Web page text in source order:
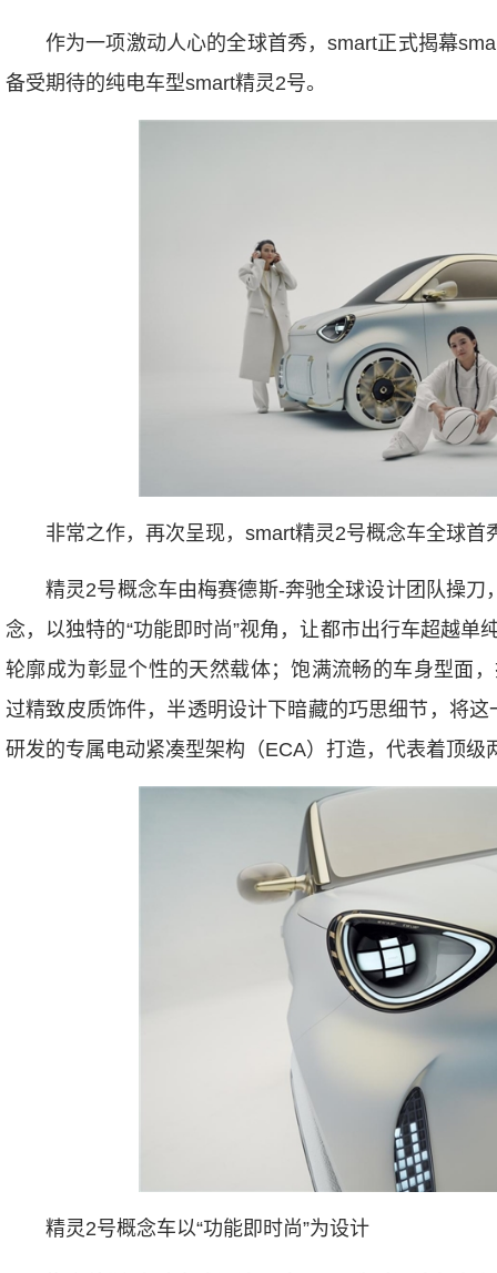
作为一项激动人心的全球首秀，smart正式揭幕
备受期待的纯电车型smart精灵2号。
非常之作，再次呈现，smart精灵2号概念车全球首
精灵2号概念车由梅赛德斯-奔驰全球设计团队操刀
念，以独特的“功能即时尚”视角，让都市出行车超越
轮廓成为彰显个性的天然载体；饱满流畅的车身型面
过精致皮质饰件，半透明设计下暗藏的巧思细节，将
研发的专属电动紧凑型架构（ECA）打造，代表着顶级
精灵2号概念车以“功能即时尚”为设计